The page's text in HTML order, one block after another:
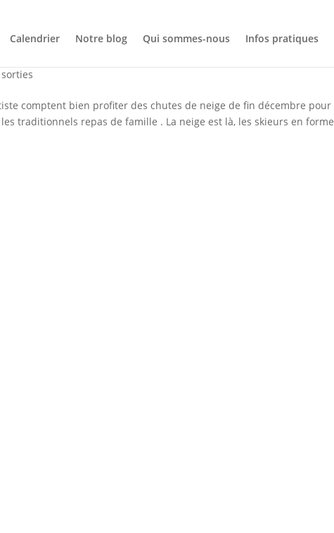
Calendrier Notre blog Qui sommes-nous Infos pratiques
en Lauzière
sorties
comptent bien profiter des chutes de neige de fin décembre pour
traditionnels repas de famille . La neige est là, les skieurs en forme